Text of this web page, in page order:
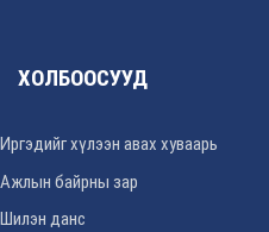
ХОЛБООСУУД
Иргэдийг хүлээн авах хуваарь
Ажлын байрны зар
Шилэн данс